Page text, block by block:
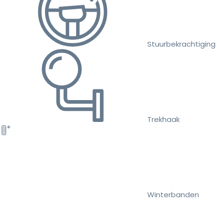
Stuurbekrachtiging
Trekhaak
Winterbanden